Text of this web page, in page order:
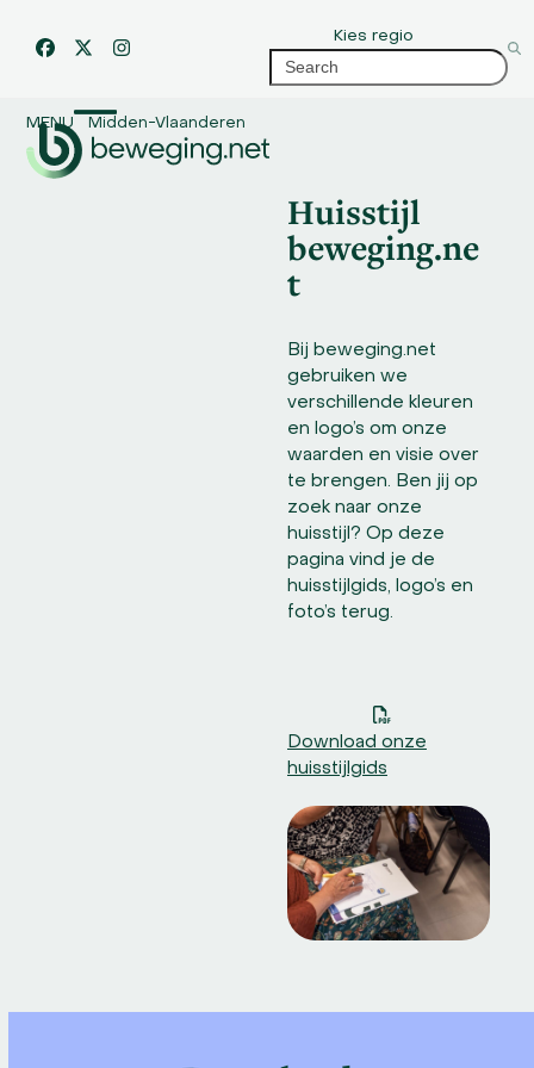
Facebook
TwitterInstagram
Kies regio
Search
Midden-Vlaanderen
MENU
Open
Close
Huisstijl
beweging.ne
t
Bij beweging.net
gebruiken we
verschillende kleuren
en logo’s om onze
waarden en visie over
te brengen. Ben jij op
zoek naar onze
huisstijl? Op deze
pagina vind je de
huisstijlgids, logo’s en
foto’s terug.
Download onze
huisstijlgids